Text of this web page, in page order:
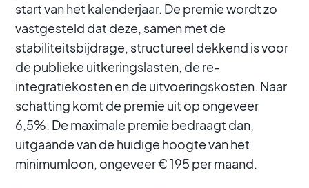
start van het kalenderjaar. De premie wordt zo
vastgesteld dat deze, samen met de
stabiliteitsbijdrage, structureel dekkend is voor
de publieke uitkeringslasten, de re-
integratiekosten en de uitvoeringskosten. Naar
schatting komt de premie uit op ongeveer
6,5%. De maximale premie bedraagt dan,
uitgaande van de huidige hoogte van het
minimumloon, ongeveer € 195 per maand.